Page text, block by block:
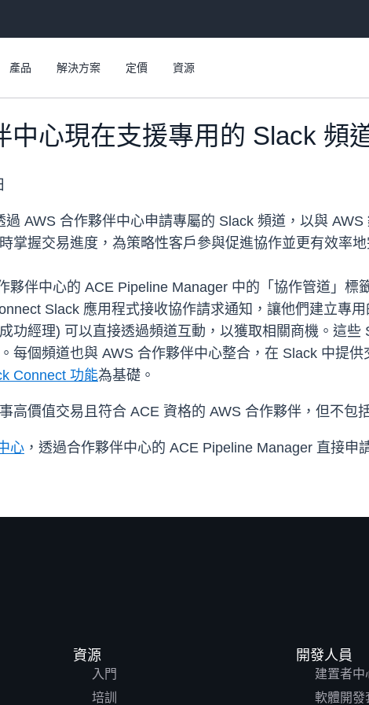
產品 解決方案 定價 資源
中心現在支援專用的 Slack 頻
AWS 合作夥伴中心申請專屬的 Slack 頻道，以與 AWS
掌握交易進度，為策略性客戶參與促進協作並更有效率地
夥伴中心的 ACE Pipeline Manager 中的「協作管道」
Slack 應用程式接收協作請求通知，讓他們建立專
功經理) 可以直接透過頻道互動，以獲取相關商機。這
每個頻道也與 AWS 合作夥伴中心整合，在 Slack 中提
Connect 功能為基礎。
高價值交易且符合 ACE 資格的 AWS 合作夥伴，但不包
心 ，透過合作夥伴中心的 ACE Pipeline Manager 直接
資源
入門
培訓
開發人員
建置者中
軟體開發